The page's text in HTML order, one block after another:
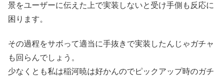
景をユーザーに伝えた上で実装しないと受け手側も反応に
困ります。
その過程をサボって適当に手抜きで実装したんじゃガチャ
も回らんでしょう。
少なくとも私は稲河暁は好かんのでピックアップ時のガチ